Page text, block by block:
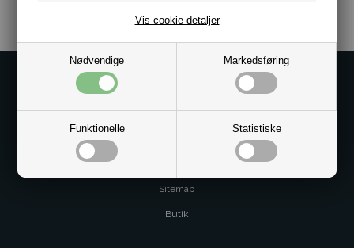
Nødvendige Markedsføring
Funktionelle Statistiske
Vis cookie detaljer
Kundeservice@bestman.dk
Sitemap
Butik